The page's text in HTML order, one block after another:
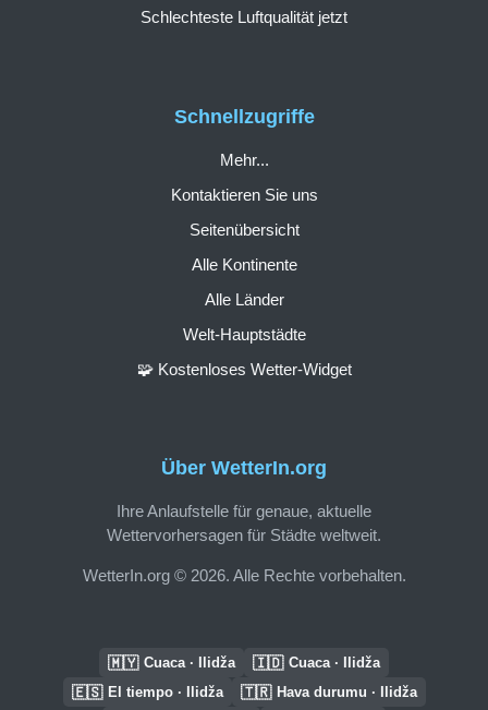
Über WetterIn.org
Ihre Anlaufstelle für genaue, aktuelle
Wettervorhersagen für Städte weltweit.
WetterIn.org © 2026. Alle Rechte vorbehalten.
Schnellzugriffe
Mehr...
Kontaktieren Sie uns
Seitenübersicht
Alle Kontinente
Alle Länder
Welt-Hauptstädte
🧩 Kostenloses Wetter-Widget
Schlechteste Luftqualität jetzt
🇲🇾 Cuaca · Ilidža 🇮🇩 Cuaca · Ilidža
🇪🇸 El tiempo · Ilidža 🇹🇷 Hava durumu · Ilidža